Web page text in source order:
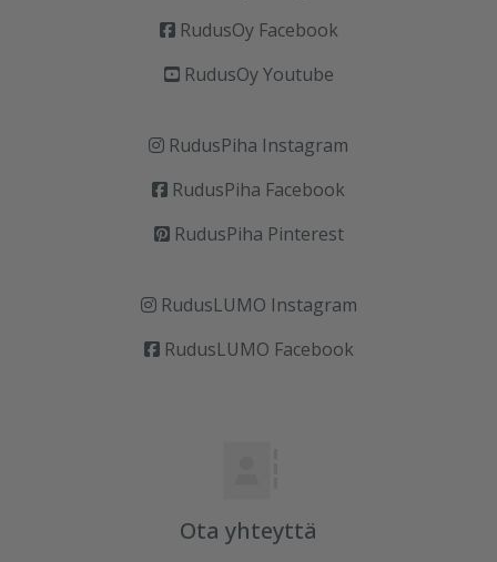
RudusOy Facebook
RudusOy Youtube
RudusPiha Instagram
RudusPiha Facebook
RudusPiha Pinterest
RudusLUMO Instagram
RudusLUMO Facebook
Ota yhteyttä